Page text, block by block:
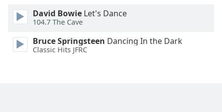
Font
David Bowie Let's Dance
104.7 The Cave
Bruce Springsteen Dancing In the Dark
Classic Hits JFRC